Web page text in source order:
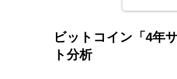
ビットコイン「4年
ト分析